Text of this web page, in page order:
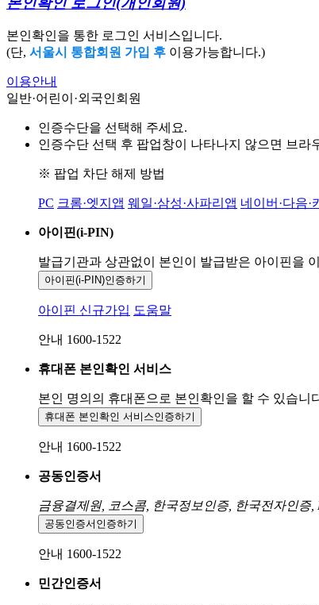
본인확인을 통한 로그인 서비스입니다.
(단, 서울시 통합회원 가입 후 이용가능합니다.)
이용안내
일반·어린이·외국인회원
인증수단을 선택해 주세요.
인증수단 선택 후 팝업창이 나타나지 않으면 브라
※ 팝업 차단 해제 방법
PC 크롬·엣지앱 웨일·삼성·사파리앱 네이버·다음·
아이핀(i-PIN)
발급기관과 상관없이 본인이 발급받은 아이핀을
아이핀(i-PIN)인증하기
아이핀 신규가입 도움말
안내 1600-1522
휴대폰 본인확인 서비스
본인 명의의 휴대폰으로 본인확인을 할 수 있습니
휴대폰 본인확인 서비스인증하기
안내 1600-1522
공동인증서
금융결제원, 코스콤, 한국정보인증, 한국전자인증,
공동인증서 인증하기
안내 1600-1522
민간인증서